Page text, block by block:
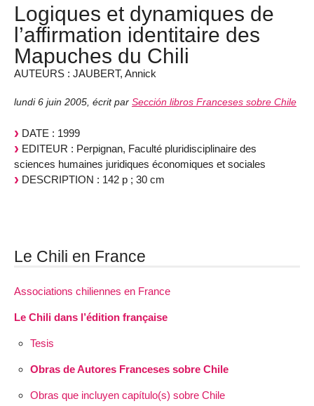
Logiques et dynamiques de
l’affirmation identitaire des
Mapuches du Chili
AUTEURS : JAUBERT, Annick
lundi 6 juin 2005, écrit par Sección libros Franceses sobre Chile
DATE : 1999
EDITEUR : Perpignan, Faculté pluridisciplinaire des
sciences humaines juridiques économiques et sociales
DESCRIPTION : 142 p ; 30 cm
Le Chili en France
Associations chiliennes en France
Le Chili dans l’édition française
Tesis
Obras de Autores Franceses sobre Chile
Obras que incluyen capítulo(s) sobre Chile